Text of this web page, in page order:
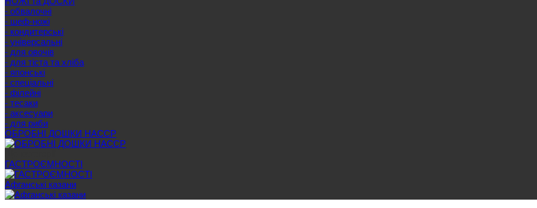
- обвалочні
- шеф-ножі
- кондитерські
- універсальні
- для овочів
- для тіста та хліба
- японські
- спеціальні
- філейні
- тесаки
- аксесуари
- для риби
ОБРОБНІ ДОШКИ HACCP
ГАСТРОЄМНОСТІ
Афганські казани